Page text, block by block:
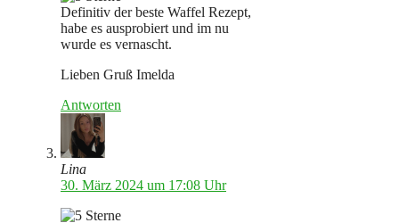
Definitiv der beste Waffel Rezept,
habe es ausprobiert und im nu
wurde es vernascht.
Lieben Gruß Imelda
Antworten
Lina
30. März 2024 um 17:08 Uhr